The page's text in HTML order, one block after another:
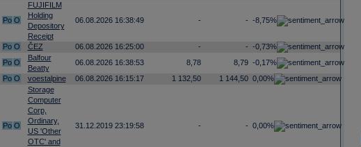
Po O
FUJIFILM
Holding
Depository
Receipt
06.08.2026 16:38:49 - - -8,75%
Po O ČEZ 06.08.2026 16:25:00 - - -0,73%
Po O
Balfour
Beatty
06.08.2026 16:38:53 8,78 8,79 -0,17%
Po O voestalpine 06.08.2026 16:15:17 1 132,50 1 144,50 0,00%
Po O
Storage
Computer
Corp,
Ordinary,
US 'Other
OTC' and
31.12.2019 23:19:58 - - 0,00%